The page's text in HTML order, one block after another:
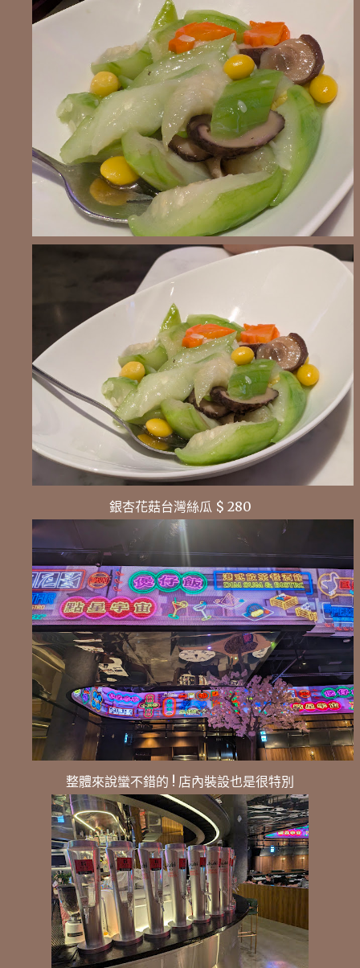
銀杏花菇台灣絲瓜 $ 280
整體來說蠻不錯的 ! 店內裝設也是很特別